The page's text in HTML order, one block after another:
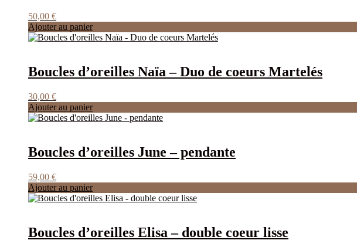
50,00 €
Ajouter au panier
Boucles d’oreilles Naïa – Duo de coeurs Martelés
30,00 €
Ajouter au panier
Boucles d’oreilles June – pendante
59,00 €
Ajouter au panier
Boucles d’oreilles Elisa – double coeur lisse